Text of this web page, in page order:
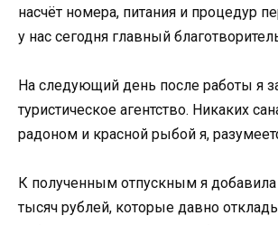
насчёт номера, питания и процедур
у нас сегодня главный
На следующий день после работы я
туристическое агентство. Никаких
радоном и красной рыбой я,
К полученным отпускным я добавила
тысяч рублей, которые давно